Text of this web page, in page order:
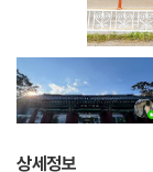
상세정보